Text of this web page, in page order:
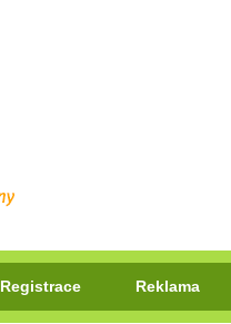
Registrace Reklama